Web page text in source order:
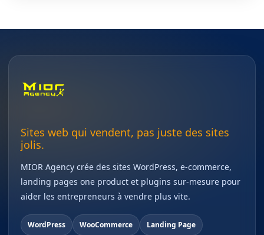
Sites web qui vendent, pas juste des sites
jolis.
MIOR Agency crée des sites WordPress, e-commerce,
landing pages one product et plugins sur-mesure pour
aider les entrepreneurs à vendre plus vite.
WordPress WooCommerce Landing Page